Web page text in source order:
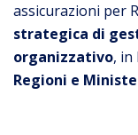
assicurazioni per
strategica di
organizzativo, in
Regioni e